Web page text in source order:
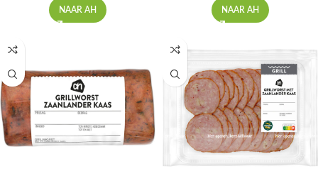
€ 2,79
NAAR AH
€ 2,39
NAAR AH